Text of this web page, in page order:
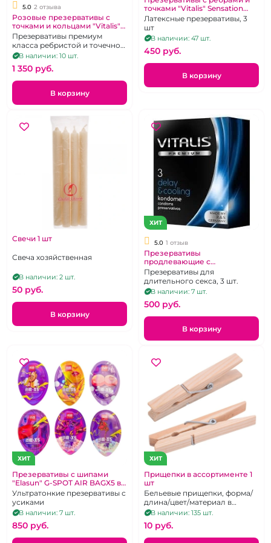
5.0 2 отзыва
Розовые презервативы с
точками и кольцами "Vitalis"
Sensation
Презервативы премиум
класса ребристой и точечной
текстурой, 12 шт
В наличии: 10 шт.
1 350 pуб.
В корзину
точками "Vitalis" Sensation
Чувствительные
Латексные презервативы, 3
шт
В наличии: 47 шт.
450 pуб.
В корзину
Свечи 1 шт
Свеча хозяйственная
В наличии: 2 шт.
50 pуб.
В корзину
ХИТ
5.0 1 отзыв
Презервативы
продлевающие с
охлаждающим эффектом
"Vitalis" Delay & cooling
Презервативы для
длительного секса, 3 шт.
В наличии: 7 шт.
500 pуб.
В корзину
ХИТ
Презервативы с шипами
"Elasun" G-SPOT AIR BAGX5 в
кейсе 1 шт
Ультратонкие презервативы с
усиками
В наличии: 7 шт.
850 pуб.
ХИТ
Прищепки в ассортименте 1
шт
Бельевые прищепки, форма/
длина/цвет/материал в
ассортименте
В наличии: 135 шт.
10 pуб.